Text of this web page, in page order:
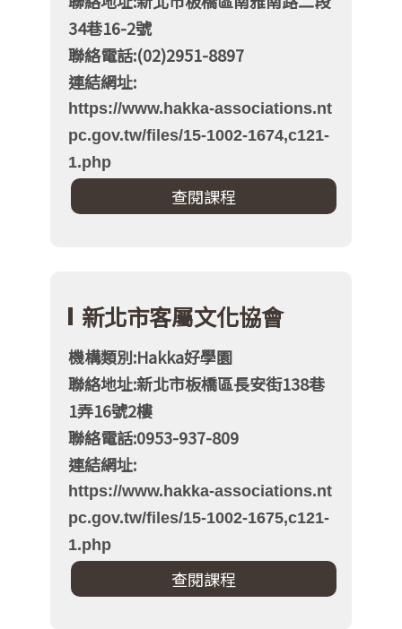
34巷16-2號
聯絡電話:(02)2951-8897
連結網址:
https://www.hakka-associations.nt
pc.gov.tw/files/15-1002-1674,c121-
1.php
新北市客屬文化協會
機構類別:Hakka好學園
聯絡地址:新北市板橋區長安街138巷
1弄16號2樓
聯絡電話:0953-937-809
連結網址:
https://www.hakka-associations.nt
pc.gov.tw/files/15-1002-1675,c121-
1.php